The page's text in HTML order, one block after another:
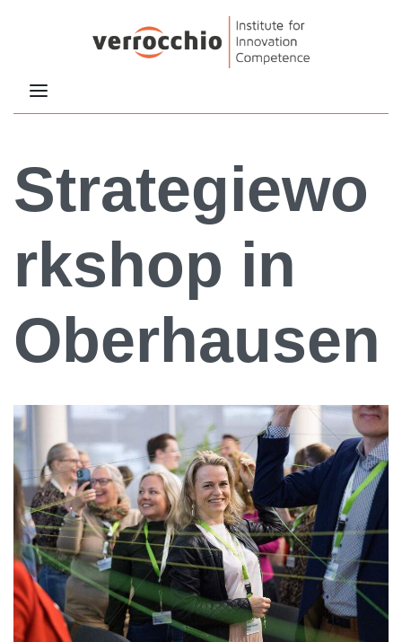
Strategiewo
rkshop in
Oberhausen